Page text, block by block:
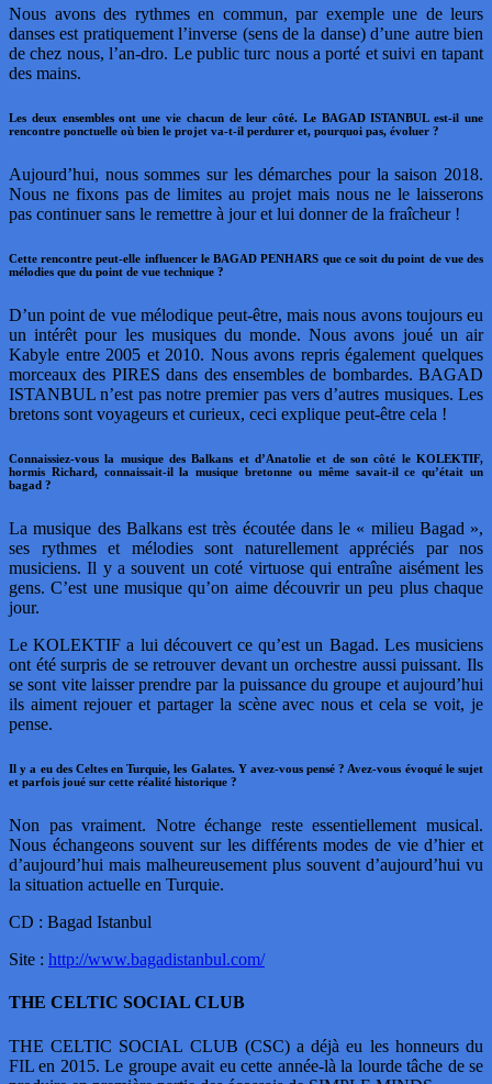
Nous avons des rythmes en commun, par exemple une de leurs
danses est pratiquement l’inverse (sens de la danse) d’une autre bien
de chez nous, l’an-dro. Le public turc nous a porté et suivi en tapant
des mains.
Les deux ensembles ont une vie chacun de leur côté. Le BAGAD ISTANBUL est-il une
rencontre ponctuelle où bien le projet va-t-il perdurer et, pourquoi pas, évoluer ?
Aujourd’hui, nous sommes sur les démarches pour la saison 2018.
Nous ne fixons pas de limites au projet mais nous ne le laisserons
pas continuer sans le remettre à jour et lui donner de la fraîcheur !
Cette rencontre peut-elle influencer le BAGAD PENHARS que ce soit du point de vue des
mélodies que du point de vue technique ?
D’un point de vue mélodique peut-être, mais nous avons toujours eu
un intérêt pour les musiques du monde. Nous avons joué un air
Kabyle entre 2005 et 2010. Nous avons repris également quelques
morceaux des PIRES dans des ensembles de bombardes. BAGAD
ISTANBUL n’est pas notre premier pas vers d’autres musiques. Les
bretons sont voyageurs et curieux, ceci explique peut-être cela !
Connaissiez-vous la musique des Balkans et d’Anatolie et de son côté le KOLEKTIF,
hormis Richard, connaissait-il la musique bretonne ou même savait-il ce qu’était un
bagad ?
La musique des Balkans est très écoutée dans le « milieu Bagad »,
ses rythmes et mélodies sont naturellement appréciés par nos
musiciens. Il y a souvent un coté virtuose qui entraîne aisément les
gens. C’est une musique qu’on aime découvrir un peu plus chaque
jour.
Le KOLEKTIF a lui découvert ce qu’est un Bagad. Les musiciens
ont été surpris de se retrouver devant un orchestre aussi puissant. Ils
se sont vite laisser prendre par la puissance du groupe et aujourd’hui
ils aiment rejouer et partager la scène avec nous et cela se voit, je
pense.
Il y a eu des Celtes en Turquie, les Galates. Y avez-vous pensé ? Avez-vous évoqué le sujet
et parfois joué sur cette réalité historique ?
Non pas vraiment. Notre échange reste essentiellement musical.
Nous échangeons souvent sur les différents modes de vie d’hier et
d’aujourd’hui mais malheureusement plus souvent d’aujourd’hui vu
la situation actuelle en Turquie.
CD : Bagad Istanbul
Site : http://www.bagadistanbul.com/
THE CELTIC SOCIAL CLUB
THE CELTIC SOCIAL CLUB (CSC) a déjà eu les honneurs du
FIL en 2015. Le groupe avait eu cette année-là la lourde tâche de se